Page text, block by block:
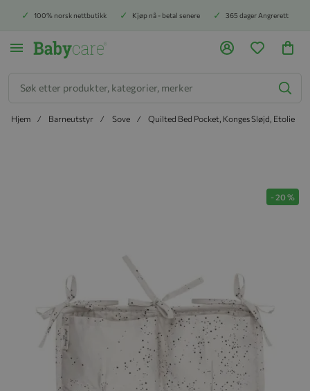
100% norsk nettbutikk Kjøp nå - betal senere 365 dager Angrerett
Hjem Barneutstyr Sove Quilted Bed Pocket, Konges Sløjd, Etolie
-20 %